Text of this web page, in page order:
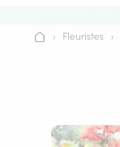
Accueil
› Fleuristes ›